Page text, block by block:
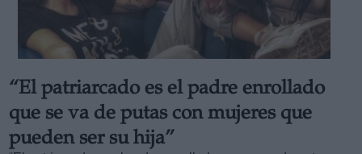
“El patriarcado es el padre enrollado
que se va de putas con mujeres que
pueden ser su hija”